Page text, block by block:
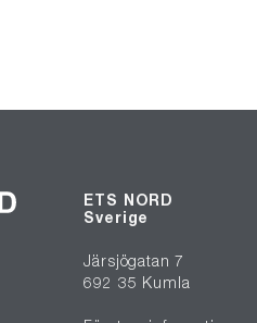
ETS NORD
Sverige
Järsjögatan 7
692 35 Kumla